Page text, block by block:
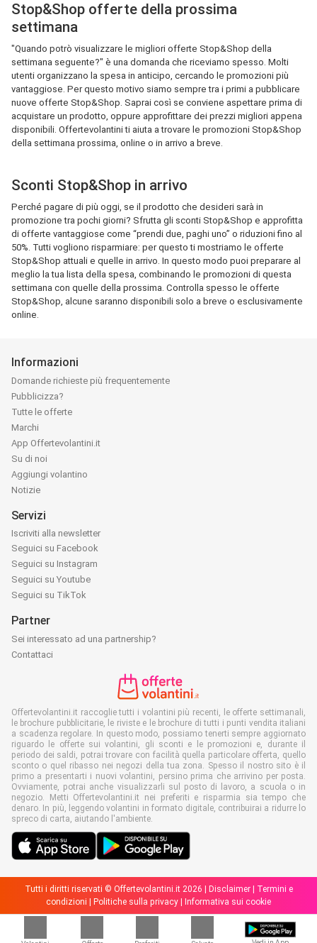
Stop&Shop offerte della prossima
settimana
"Quando potrò visualizzare le migliori offerte Stop&Shop della
settimana seguente?" è una domanda che riceviamo spesso. Molti
utenti organizzano la spesa in anticipo, cercando le promozioni più
vantaggiose. Per questo motivo siamo sempre tra i primi a pubblicare
nuove offerte Stop&Shop. Saprai così se conviene aspettare prima di
acquistare un prodotto, oppure approfittare dei prezzi migliori appena
disponibili. Offertevolantini ti aiuta a trovare le promozioni Stop&Shop
della settimana prossima, online o in arrivo a breve.
Sconti Stop&Shop in arrivo
Perché pagare di più oggi, se il prodotto che desideri sarà in
promozione tra pochi giorni? Sfrutta gli sconti Stop&Shop e approfitta
di offerte vantaggiose come “prendi due, paghi uno” o riduzioni fino al
50%. Tutti vogliono risparmiare: per questo ti mostriamo le offerte
Stop&Shop attuali e quelle in arrivo. In questo modo puoi preparare al
meglio la tua lista della spesa, combinando le promozioni di questa
settimana con quelle della prossima. Controlla spesso le offerte
Stop&Shop, alcune saranno disponibili solo a breve o esclusivamente
online.
Informazioni
Domande richieste più frequentemente
Pubblicizza?
Tutte le offerte
Marchi
App Offertevolantini.it
Su di noi
Aggiungi volantino
Notizie
Servizi
Iscriviti alla newsletter
Seguici su Facebook
Seguici su Instagram
Seguici su Youtube
Seguici su TikTok
Partner
Sei interessato ad una partnership?
Contattaci
Offertevolantini.it raccoglie tutti i volantini più recenti, le offerte settimanali,
le brochure pubblicitarie, le riviste e le brochure di tutti i punti vendita italiani
a scadenza regolare. In questo modo, possiamo tenerti sempre aggiornato
riguardo le offerte sui volantini, gli sconti e le promozioni e, durante il
periodo dei saldi, potrai trovare con facilità quella particolare offerta, quello
sconto o quel ribasso nei negozi della tua zona. Spesso il nostro sito è il
primo a presentarti i nuovi volantini, persino prima che arrivino per posta.
Ovviamente, potrai anche visualizzarli sul posto di lavoro, a scuola o in
negozio. Metti Offertevolantini.it nei preferiti e risparmia sia tempo che
denaro. In più, leggendo volantini in formato digitale, contribuirai a ridurre lo
spreco di carta, aiutando l'ambiente.
Tutti i diritti riservati © Offertevolantini.it 2026 | Disclaimer|
Termini e
condizioni
Politiche sulla privacy Informativa sui cookie